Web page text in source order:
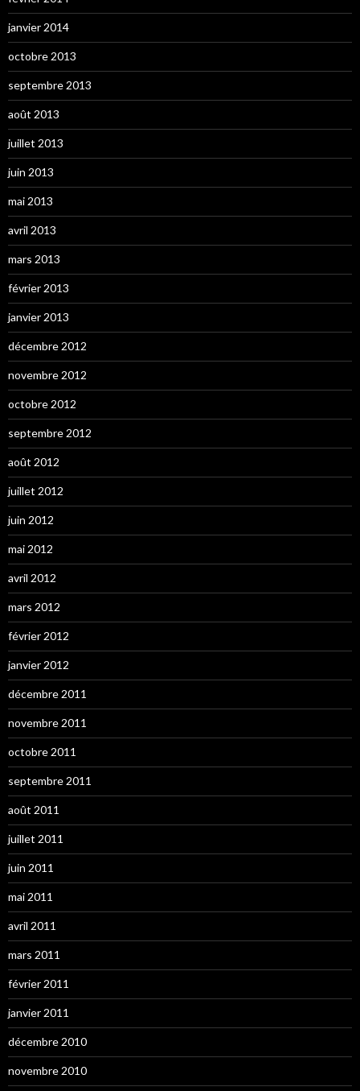
janvier 2014
octobre 2013
septembre 2013
août 2013
juillet 2013
juin 2013
mai 2013
avril 2013
mars 2013
février 2013
janvier 2013
décembre 2012
novembre 2012
octobre 2012
septembre 2012
août 2012
juillet 2012
juin 2012
mai 2012
avril 2012
mars 2012
février 2012
janvier 2012
décembre 2011
novembre 2011
octobre 2011
septembre 2011
août 2011
juillet 2011
juin 2011
mai 2011
avril 2011
mars 2011
février 2011
janvier 2011
décembre 2010
novembre 2010